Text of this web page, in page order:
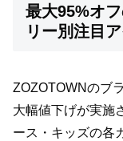
最大95%オ
リー別注目
ZOZOTOWNのブ
大幅値下げが実施
ース・キッズの各